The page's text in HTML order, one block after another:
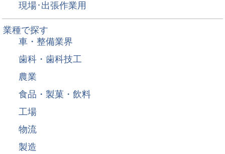
現場･出張作業用
業種で探す
車・整備業界
歯科・歯科技工
農業
食品・製菓・飲料
工場
物流
製造